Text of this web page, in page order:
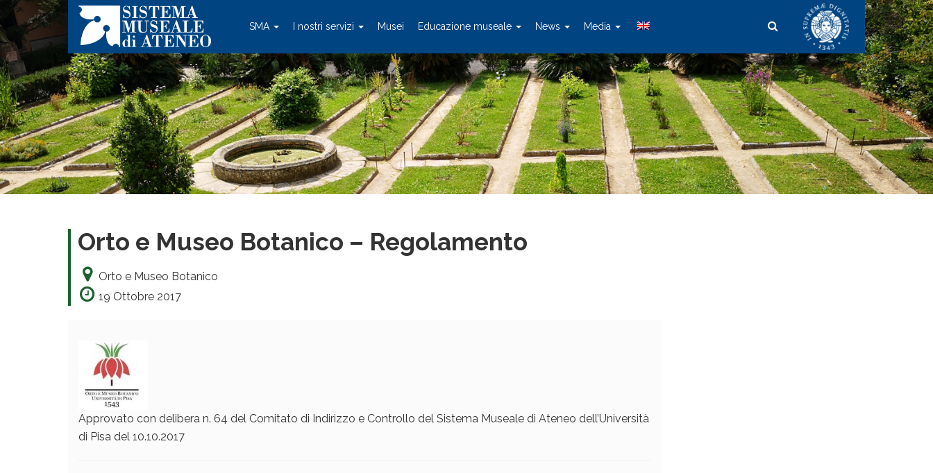
SMA I nostri servizi Musei Educazione museale News Media
Orto e Museo Botanico – Regolamento
Orto e Museo Botanico
19 Ottobre 2017
Approvato con delibera n. 64 del Comitato di Indirizzo e Controllo del Sistema Museale di Ateneo dell’Università
di Pisa del 10.10.2017